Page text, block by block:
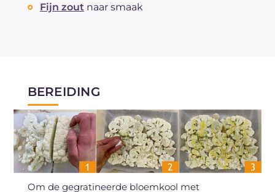
Fijn zout naar smaak
BEREIDING
Om de gegratineerde bloemkool met